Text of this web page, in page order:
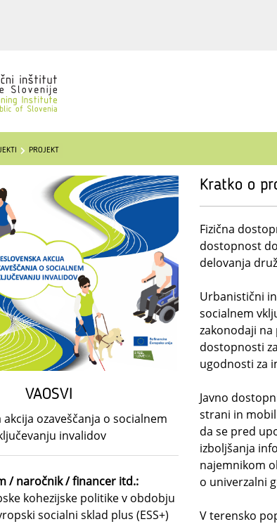
PROJEKT
VAOSVI
akcija ozaveščanja o socialnem
invalidov
/ naročnik / financer itd.:
kohezijske politike v obdobju
socialni sklad plus (ESS+)
Kratko o
Fizična
dostopnost
delovanja
Urbanistični
socialnem
zakonodaji
dostopnosti
ugodnosti za
Javno
strani in
da se pred
izboljšanja
najemnikom
o univerzalni
V terensko